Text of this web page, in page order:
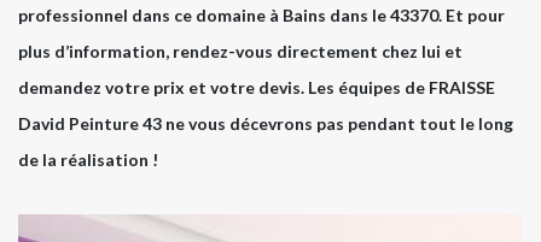
professionnel dans ce domaine à Bains dans le 43370. Et pour
plus d’information, rendez-vous directement chez lui et
demandez votre prix et votre devis. Les équipes de FRAISSE
David Peinture 43 ne vous décevrons pas pendant tout le long
de la réalisation !